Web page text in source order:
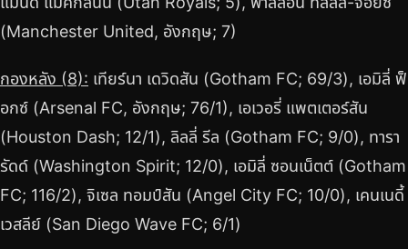
(Manchester United, อังกฤษ; 7)
กองหลัง (8): เทียร์นา เดวิดสัน (Gotham FC; 69/3), เอมิลี่ ฟ็
อกซ์ (Arsenal FC, อังกฤษ; 76/1), เอเวอรี่ แพตเตอร์สัน
(Houston Dash; 12/1), ลิลลี่ รีล (Gotham FC; 9/0), ทารา
รัดด์ (Washington Spirit; 12/0), เอมิลี่ ซอนเน็ตต์ (Gotham
FC; 116/2), จิเซล ทอมป์สัน (Angel City FC; 10/0), เคนเนดี้
เวสลีย์ (San Diego Wave FC; 6/1)